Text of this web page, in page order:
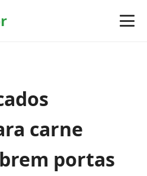
carne
portas